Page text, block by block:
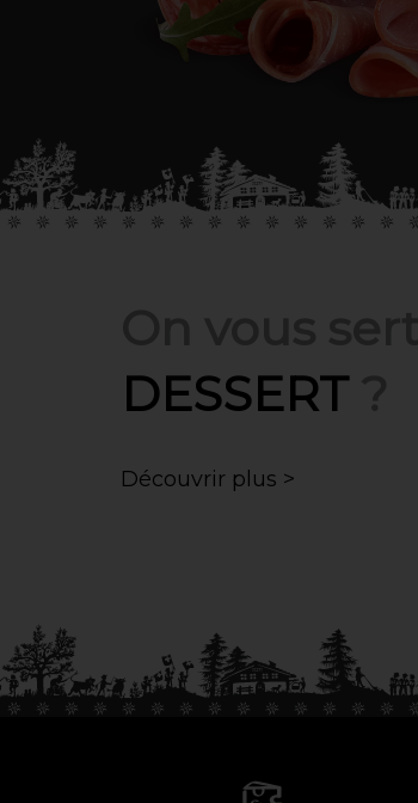
DESSERT
Découvrir plus >